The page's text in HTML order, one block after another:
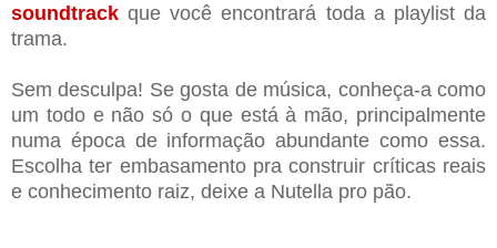
soundtrack que você encontrará toda a playlist da
trama.
Sem desculpa! Se gosta de música, conheça-a como
um todo e não só o que está à mão, principalmente
numa época de informação abundante como essa.
Escolha ter embasamento pra construir críticas reais
e conhecimento raiz, deixe a Nutella pro pão.